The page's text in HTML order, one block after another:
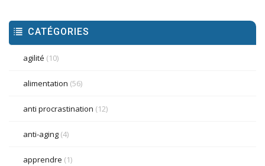
CATÉGORIES
agilité (10)
alimentation (56)
anti procrastination (12)
anti-aging (4)
apprendre (1)